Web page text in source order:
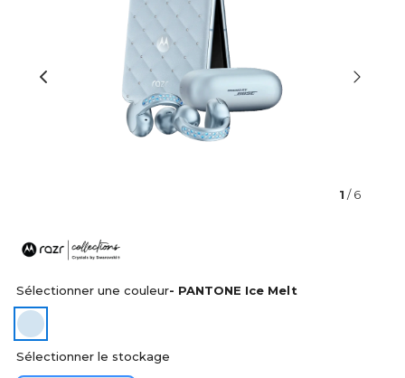
1 / 6
Sélectionner une couleur- PANTONE Ice Melt
Sélectionner le stockage